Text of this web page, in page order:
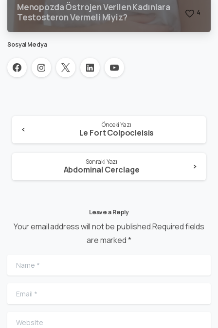
Menopozda Östrojen Verilen Kadınlara
Testosteron Vermeli Miyiz?
4
Sosyal Medya
Önceki Yazı
Le Fort Colpocleisis
Sonraki Yazı
Abdominal Cerclage
Leave a Reply
Your email address will not be published.Required fields
are marked *
Name
Email
Website